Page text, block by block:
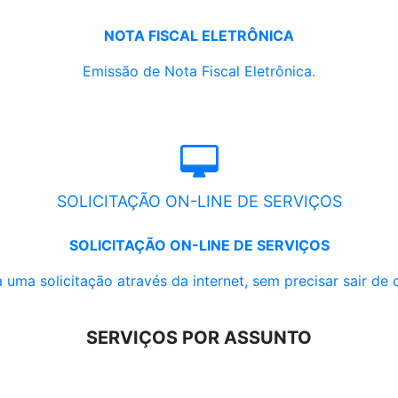
NOTA FISCAL ELETRÔNICA
Emissão de Nota Fiscal Eletrônica.
SOLICITAÇÃO ON-LINE DE SERVIÇOS
SOLICITAÇÃO ON-LINE DE SERVIÇOS
uma solicitação através da internet, sem precisar sair de
SERVIÇOS POR ASSUNTO